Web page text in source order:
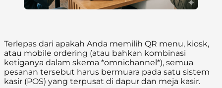
Terlepas dari apakah Anda memilih QR menu, kiosk,
atau mobile ordering (atau bahkan kombinasi
ketiganya dalam skema *omnichannel*), semua
pesanan tersebut harus bermuara pada satu sistem
kasir (POS) yang terpusat di dapur dan meja kasir.